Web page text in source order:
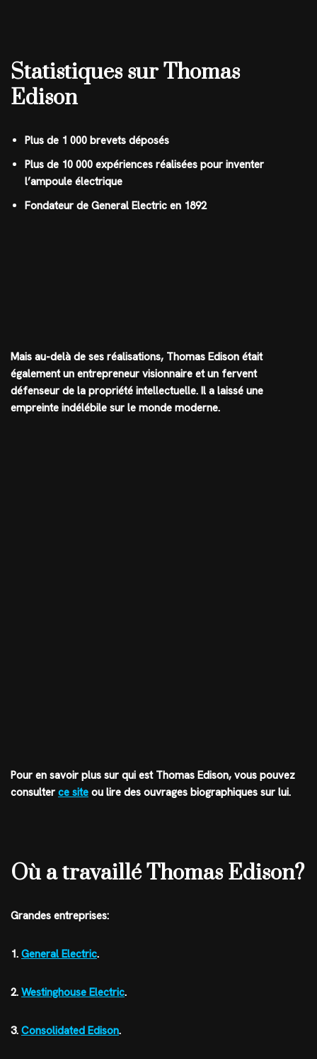
Statistiques sur Thomas
Edison
Plus de 1 000 brevets déposés
Plus de 10 000 expériences réalisées pour inventer
l’ampoule électrique
Fondateur de General Electric en 1892
Mais au-delà de ses réalisations, Thomas Edison était
également un entrepreneur visionnaire et un fervent
défenseur de la propriété intellectuelle. Il a laissé une
empreinte indélébile sur le monde moderne.
Pour en savoir plus sur qui est Thomas Edison, vous pouvez
consulter ce site ou lire des ouvrages biographiques sur lui.
Où a travaillé Thomas Edison?
Grandes entreprises:
1. General Electric.
2. Westinghouse Electric.
3. Consolidated Edison.